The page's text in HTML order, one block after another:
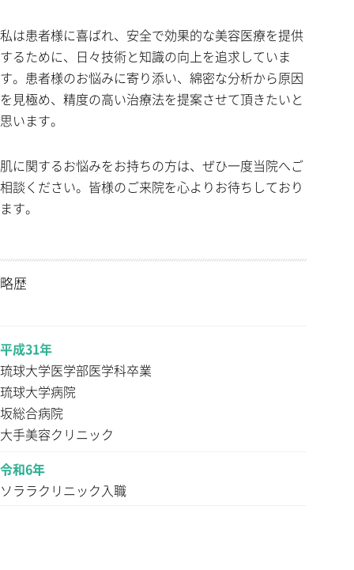
私は患者様に喜ばれ、安全で効果的な美容医療を提供
するために、日々技術と知識の向上を追求していま
す。患者様のお悩みに寄り添い、綿密な分析から原因
を見極め、精度の高い治療法を提案させて頂きたいと
思います。
肌に関するお悩みをお持ちの方は、ぜひ一度当院へご
相談ください。皆様のご来院を心よりお待ちしており
ます。
略歴
平成31年
琉球大学医学部医学科卒業
琉球大学病院
坂総合病院
大手美容クリニック
令和6年
ソララクリニック入職